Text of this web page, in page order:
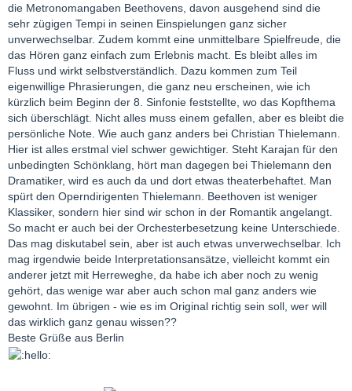
die Metronomangaben Beethovens, davon ausgehend sind die
sehr zügigen Tempi in seinen Einspielungen ganz sicher
unverwechselbar. Zudem kommt eine unmittelbare Spielfreude, die
das Hören ganz einfach zum Erlebnis macht. Es bleibt alles im
Fluss und wirkt selbstverständlich. Dazu kommen zum Teil
eigenwillige Phrasierungen, die ganz neu erscheinen, wie ich
kürzlich beim Beginn der 8. Sinfonie feststellte, wo das Kopfthema
sich überschlägt. Nicht alles muss einem gefallen, aber es bleibt die
persönliche Note. Wie auch ganz anders bei Christian Thielemann.
Hier ist alles erstmal viel schwer gewichtiger. Steht Karajan für den
unbedingten Schönklang, hört man dagegen bei Thielemann den
Dramatiker, wird es auch da und dort etwas theaterbehaftet. Man
spürt den Operndirigenten Thielemann. Beethoven ist weniger
Klassiker, sondern hier sind wir schon in der Romantik angelangt.
So macht er auch bei der Orchesterbesetzung keine Unterschiede.
Das mag diskutabel sein, aber ist auch etwas unverwechselbar. Ich
mag irgendwie beide Interpretationsansätze, vielleicht kommt ein
anderer jetzt mit Herreweghe, da habe ich aber noch zu wenig
gehört, das wenige war aber auch schon mal ganz anders wie
gewohnt. Im übrigen - wie es im Original richtig sein soll, wer will
das wirklich ganz genau wissen??
Beste Grüße aus Berlin